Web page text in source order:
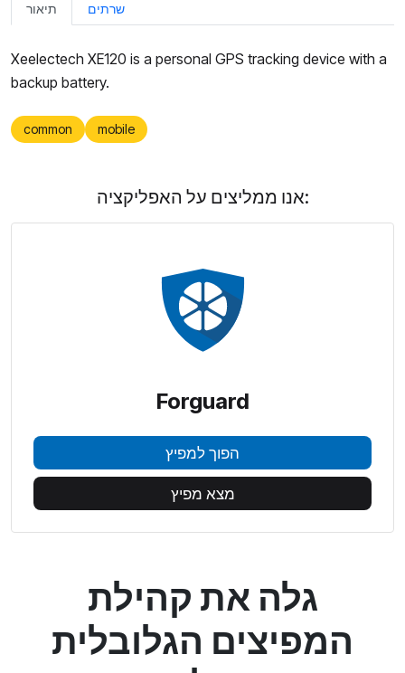
תיאור שרתים
Xeelectech XE120 is a personal GPS tracking device with a
backup battery.
common mobile
אנו ממליצים על האפליקציה:
Forguard
הפוך למפיץ
מצא מפיץ
גלה את קהילת
המפיצים הגלובלית